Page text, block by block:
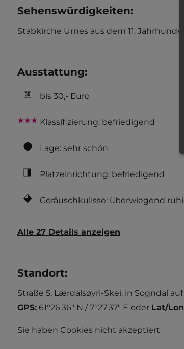
Sehenswürdigkeiten:
Stabkirche Urnes aus dem 11.
Ausstattung:
bis 30,- Euro
Klassifizierung: befriedigend
Lage: sehr schön
Platzeinrichtung: befriedigend
Geräuschkulisse: überwiegend
Alle 27 Details anzeigen
Standort:
Straße 5, Lærdalsøyri-Skei, in Sogndal
GPS: 61°26'36" N / 7°27'37" E oder Lat/
Sie haben Cookies nicht akzeptiert